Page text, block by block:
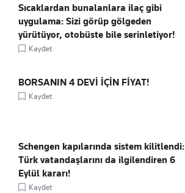
Sıcaklardan bunalanlara ilaç gibi
uygulama: Sizi görüp gölgeden
yürütüyor, otobüste bile serinletiyor!
Kaydet
BORSANIN 4 DEVİ İÇİN FİYAT!
Kaydet
Schengen kapılarında sistem kilitlendi:
Türk vatandaşlarını da ilgilendiren 6
Eylül kararı!
Kaydet